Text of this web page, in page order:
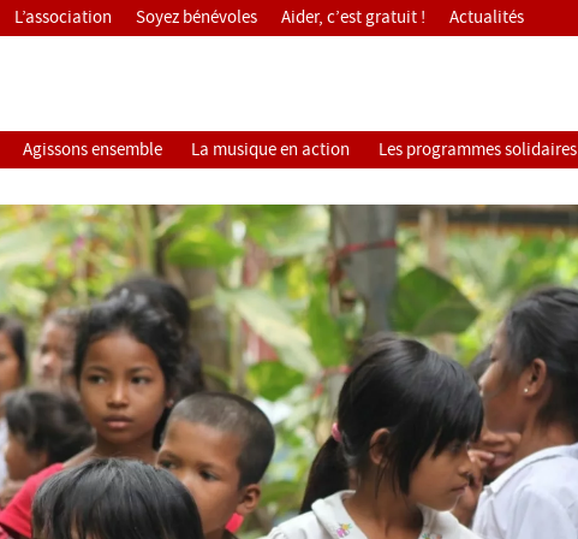
Agissons ensemble La musique en action Les programmes solidaires
L’association Soyez bénévoles Aider, c’est gratuit ! Actualités